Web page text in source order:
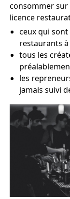
consommer sur
licence
ceux qui
restaurants à
tous les
les
jamais suivi